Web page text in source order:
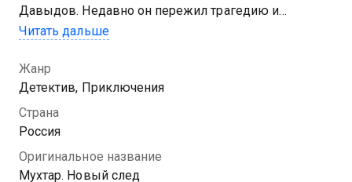
Давыдов. Недавно он пережил трагедию и
перешел из убойного отдела в ОМВД. Иван никогда
предстоит найти подход и добиться уважения
Мухтара. Ведь служба не ждет, и перед
оперативниками стоят серьезные задачи:
расследование ограблений и поимка аферистов.
Читать дальше
Жанр
Детектив, Приключения
Страна
Россия
Оригинальное название
Мухтар. Новый след